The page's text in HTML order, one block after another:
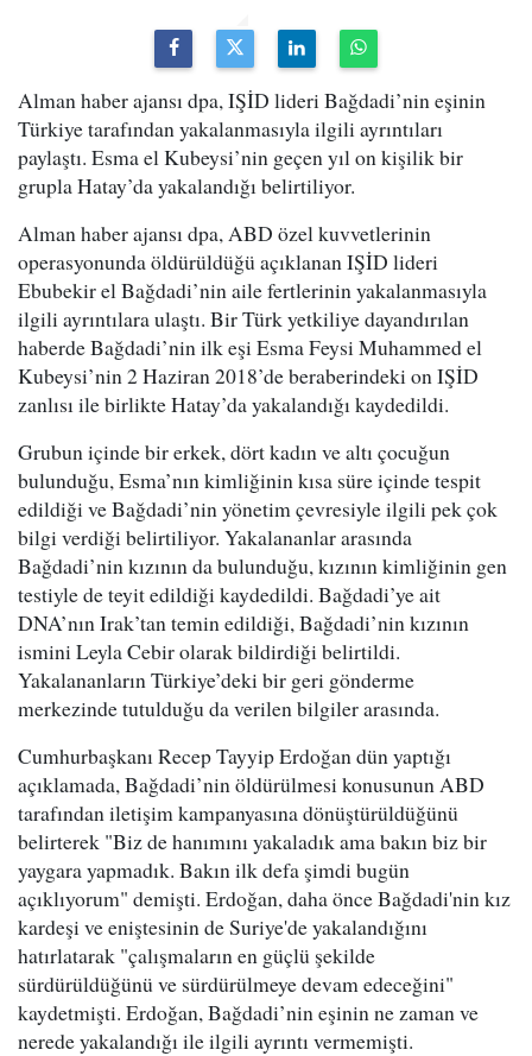
Alman haber ajansı dpa, IŞİD lideri Bağdadi’nin eşinin
Türkiye tarafından yakalanmasıyla ilgili ayrıntıları
paylaştı. Esma el Kubeysi’nin geçen yıl on kişilik bir
grupla Hatay’da yakalandığı belirtiliyor.
Alman haber ajansı dpa, ABD özel kuvvetlerinin
operasyonunda öldürüldüğü açıklanan IŞİD lideri
Ebubekir el Bağdadi’nin aile fertlerinin yakalanmasıyla
ilgili ayrıntılara ulaştı. Bir Türk yetkiliye dayandırılan
haberde Bağdadi’nin ilk eşi Esma Feysi Muhammed el
Kubeysi’nin 2 Haziran 2018’de beraberindeki on IŞİD
zanlısı ile birlikte Hatay’da yakalandığı kaydedildi.
Grubun içinde bir erkek, dört kadın ve altı çocuğun
bulunduğu, Esma’nın kimliğinin kısa süre içinde tespit
edildiği ve Bağdadi’nin yönetim çevresiyle ilgili pek çok
bilgi verdiği belirtiliyor. Yakalananlar arasında
Bağdadi’nin kızının da bulunduğu, kızının kimliğinin gen
testiyle de teyit edildiği kaydedildi. Bağdadi’ye ait
DNA’nın Irak’tan temin edildiği, Bağdadi’nin kızının
ismini Leyla Cebir olarak bildirdiği belirtildi.
Yakalananların Türkiye’deki bir geri gönderme
merkezinde tutulduğu da verilen bilgiler arasında.
Cumhurbaşkanı Recep Tayyip Erdoğan dün yaptığı
açıklamada, Bağdadi’nin öldürülmesi konusunun ABD
tarafından iletişim kampanyasına dönüştürüldüğünü
belirterek "Biz de hanımını yakaladık ama bakın biz bir
yaygara yapmadık. Bakın ilk defa şimdi bugün
açıklıyorum" demişti. Erdoğan, daha önce Bağdadi'nin kız
kardeşi ve eniştesinin de Suriye'de yakalandığını
hatırlatarak "çalışmaların en güçlü şekilde
sürdürüldüğünü ve sürdürülmeye devam edeceğini"
kaydetmişti. Erdoğan, Bağdadi’nin eşinin ne zaman ve
nerede yakalandığı ile ilgili ayrıntı vermemişti.